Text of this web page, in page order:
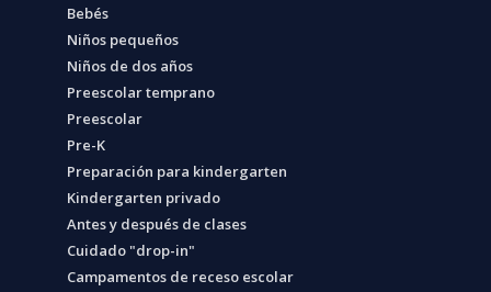
Bebés
Niños pequeños
Niños de dos años
Preescolar temprano
Preescolar
Pre-K
Preparación para kindergarten
Kindergarten privado
Antes y después de clases
Cuidado "drop-in"
Campamentos de receso escolar